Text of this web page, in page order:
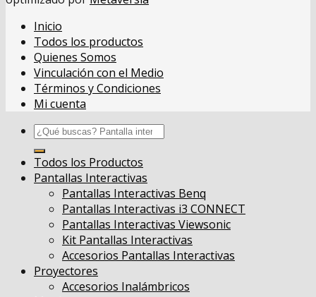
Inicio
Todos los productos
Quienes Somos
Vinculación con el Medio
Términos y Condiciones
Mi cuenta
Buscar
por:
Todos los Productos
Pantallas Interactivas
Pantallas Interactivas Benq
Pantallas Interactivas i3 CONNECT
Pantallas Interactivas Viewsonic
Kit Pantallas Interactivas
Accesorios Pantallas Interactivas
Proyectores
Accesorios Inalámbricos